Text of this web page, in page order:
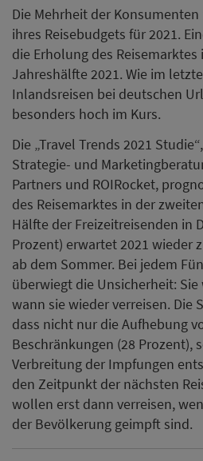
Die Mehrheit der
ihres Reisebudgets für 2021.
die Erholung des
Jahreshälfte 2021. Wie im
Inlandsreisen bei deutschen
besonders hoch im Kurs.
Die „Travel Trends 2021
Strategie- und
Partners und ROIRocket,
des Reisemarktes in der
Hälfte der Freizeitreisenden in
Prozent) erwartet 2021 wieder
ab dem Sommer. Bei jedem
überwiegt die Unsicherheit:
wann sie wieder verreisen. Die
dass nicht nur die Aufhebung
Beschränkungen (28 Prozent),
Verbreitung der Impfungen
den Zeitpunkt der nächsten
wollen erst dann verreisen,
der Bevölkerung geimpft sind.